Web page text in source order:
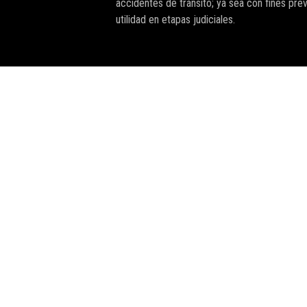
accidentes de tránsito; ya sea con fines
utilidad en etapas judiciales.